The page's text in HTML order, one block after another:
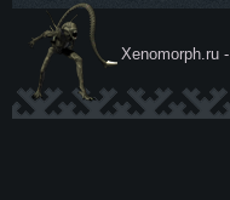
Ксеномо
Xenomorph.ru -